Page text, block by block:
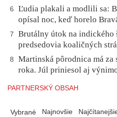
6
Ľudia plakali a modlili sa:
opísal noc, keď horelo
7
Brutálny útok na indického
predsedovia koaličných
8
Martinská pôrodnica má za
roka. Júl priniesol aj
PARTNERSKÝ OBSAH
Vybrané Najnovšie